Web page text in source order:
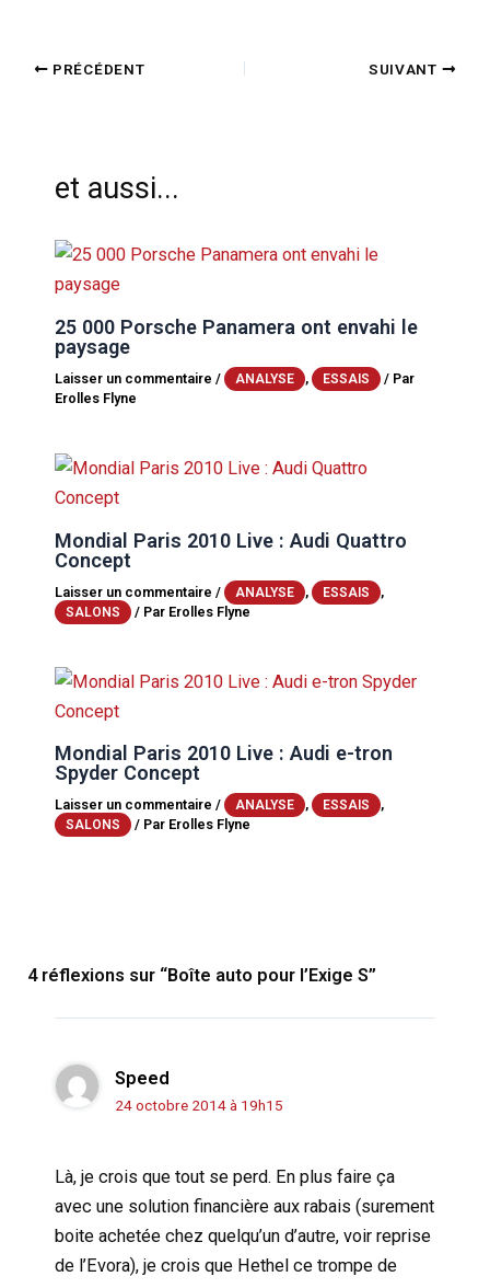
PRÉCÉDENT SUIVANT
et aussi...
25 000 Porsche Panamera ont envahi le
paysage
Laisser un commentaire / ANALYSE , ESSAIS
/ Par
Erolles Flyne
Mondial Paris 2010 Live : Audi Quattro
Concept
Laisser un commentaire / ANALYSE , ESSAIS ,
SALONS / Par Erolles Flyne
Mondial Paris 2010 Live : Audi e-tron
Spyder Concept
Laisser un commentaire / ANALYSE , ESSAIS ,
SALONS / Par Erolles Flyne
4 réflexions sur “Boîte auto pour l’Exige S”
Speed
24 octobre 2014 à 19h15
Là, je crois que tout se perd. En plus faire ça
avec une solution financière aux rabais (surement
boite achetée chez quelqu’un d’autre, voir reprise
de l’Evora), je crois que Hethel ce trompe de